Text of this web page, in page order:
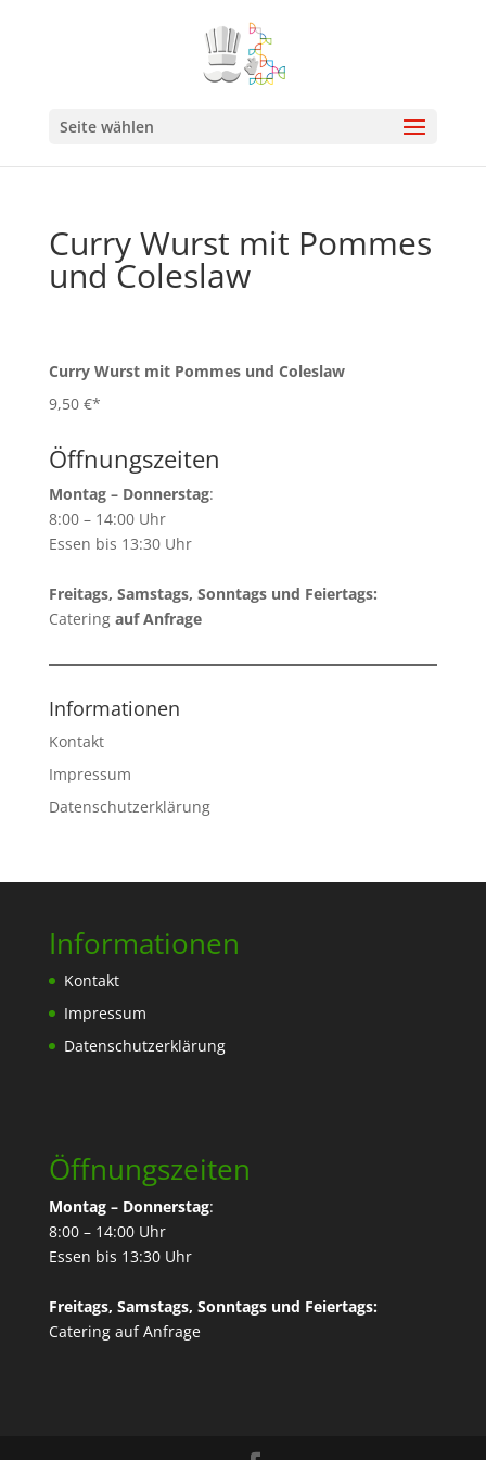
Seite wählen
Curry Wurst mit Pommes
und Coleslaw
Curry Wurst mit Pommes und Coleslaw
9,50 €*
Öffnungszeiten
Montag – Donnerstag:
8:00 – 14:00 Uhr
Essen bis 13:30 Uhr
Freitags, Samstags, Sonntags und Feiertags:
Catering auf Anfrage
Informationen
Kontakt
Impressum
Datenschutzerklärung
Informationen
Kontakt
Impressum
Datenschutzerklärung
Öffnungszeiten
Montag – Donnerstag:
8:00 – 14:00 Uhr
Essen bis 13:30 Uhr
Freitags, Samstags, Sonntags und Feiertags:
Catering auf Anfrage